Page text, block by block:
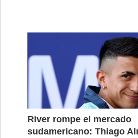
River rompe el mercado
sudamericano: Thiago